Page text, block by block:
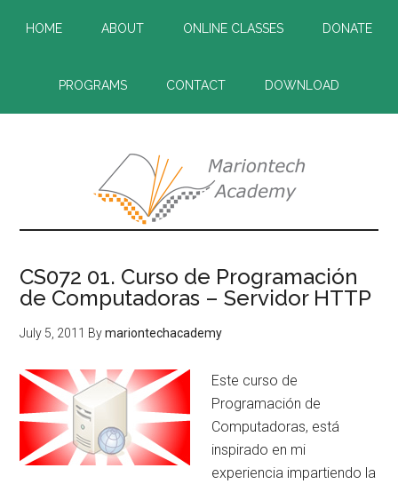
HOME ABOUT ONLINE CLASSES DONATE
PROGRAMS CONTACT DOWNLOAD
CS072 01. Curso de Programación
de Computadoras – Servidor HTTP
July 5, 2011 Bymariontechacademy
Este curso de
Programación de
Computadoras, está
inspirado en mi
experiencia impartiendo la